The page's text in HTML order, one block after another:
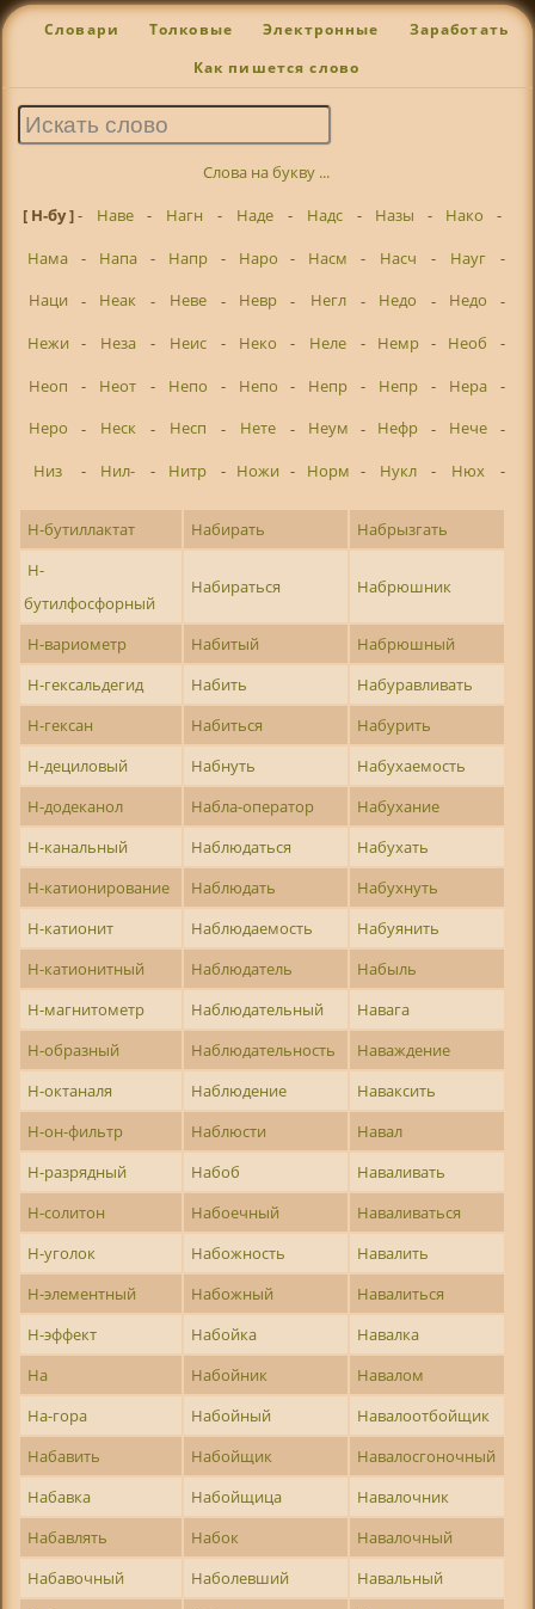
Словари Толковые Электронные Заработать
Как пишется слово
Слова на букву ...
[ Н-бу ]- Наве - Нагн - Наде - Надс - Назы - Нако
-
Нама
- Напа - Напр - Наро - Насм - Насч - Науг
-
Наци
- Неак - Неве - Невр - Негл - Недо - Недо
-
Нежи
- Неза - Неис - Неко - Неле - Немр - Необ
-
Неоп
- Неот - Непо - Непо - Непр - Непр - Нера
-
Неро
- Неск - Несп - Нете - Неум - Нефр - Нече
-
Низ
- Нил- - Нитр - Ножи - Норм - Нукл - Нюх -
Н-бутиллактат Набирать
Набрызгать
Н-
бутилфосфорный
Набираться Набрюшник
Н-вариометр Набитый
Набрюшный
Н-гексальдегид
Набить
Набуравливать
Н-гексан
Набиться
Набурить
Н-дециловый
Набнуть
Набухаемость
Н-додеканол
Набла-оператор
Набухание
Н-канальный
Наблюдаться
Набухать
Н-катионирование
Наблюдать
Набухнуть
Н-катионит
Наблюдаемость
Набуянить
Н-катионитный
Наблюдатель
Набыль
Н-магнитометр
Наблюдательный
Навага
Н-образный
Наблюдательность
Наваждение
Н-октаналя
Наблюдение
Наваксить
Н-он-фильтр
Наблюсти
Навал
Н-разрядный
Набоб
Наваливать
Н-солитон
Набоечный
Наваливаться
Н-уголок
Набожность
Навалить
Н-элементный
Набожный
Навалиться
Н-эффект
Набойка
Навалка
На
Набойник
Навалом
На-гора
Набойный
Навалоотбойщик
Набавить
Набойщик
Навалосгоночный
Набавка
Набойщица
Навалочник
Набавлять
Набок
Навалочный
Набавочный
Наболевший
Навальный